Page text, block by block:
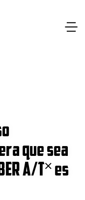
que sea
A/T˟ es